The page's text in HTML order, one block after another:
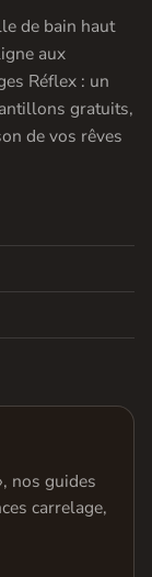
de bain haut
aux
Réflex : un
gratuits,
de vos rêves
nos guides
carrelage,